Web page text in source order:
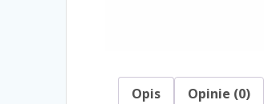
Opis Opinie (0)